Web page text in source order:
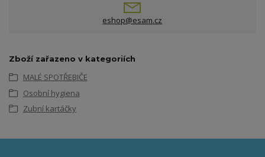
eshop@esam.cz
Zboží zařazeno v kategoriích
MALÉ SPOTŘEBIČE
Osobní hygiena
Zubní kartáčky